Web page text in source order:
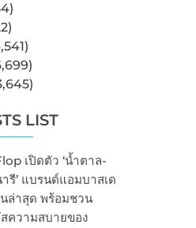
LIST
เปิดตัว ‘น้ำตาล-
รี’ แบรนด์แอมบาสเด
ล่าสุด พร้อมชวน
ความสบายของ